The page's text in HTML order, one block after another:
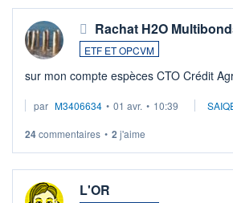
Rachat H2O
ETF ET OPCVM
sur mon compte espèces CTO Crédit
par M3406634 • 01 avr. • 10:39
24commentaires • 2 j'aime
L'OR